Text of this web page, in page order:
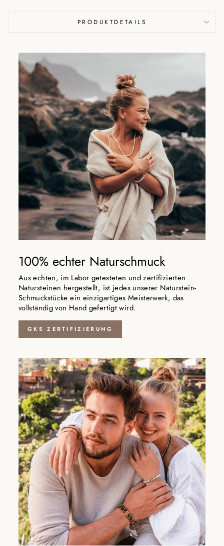
PRODUKTDETAILS
100% echter Naturschmuck
Aus echten, im Labor getesteten und zertifizierten
Natursteinen hergestellt, ist jedes unserer Naturstein-
Schmuckstücke ein einzigartiges Meisterwerk, das
vollständig von Hand gefertigt wird.
GKS ZERTIFIZIERUNG